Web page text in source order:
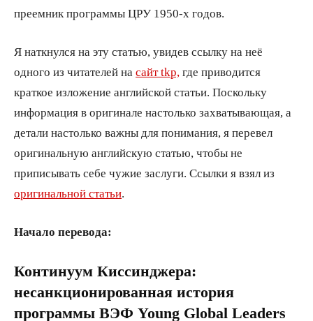
преемник программы ЦРУ 1950-х годов.
Я наткнулся на эту статью, увидев ссылку на неё
одного из читателей на сайт tkp, где приводится
краткое изложение английской статьи. Поскольку
информация в оригинале настолько захватывающая, а
детали настолько важны для понимания, я перевел
оригинальную английскую статью, чтобы не
приписывать себе чужие заслуги. Ссылки я взял из
оригинальной статьи
Начало перевода:
Континуум Киссинджера:
несанкционированная история
программы ВЭФ Young Global Leaders